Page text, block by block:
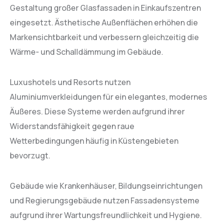
Gestaltung großer Glasfassaden in Einkaufszentren
eingesetzt. Ästhetische Außenflächen erhöhen die
Markensichtbarkeit und verbessern gleichzeitig die
Wärme- und Schalldämmung im Gebäude.
Luxushotels und Resorts nutzen
Aluminiumverkleidungen für ein elegantes, modernes
Äußeres. Diese Systeme werden aufgrund ihrer
Widerstandsfähigkeit gegen raue
Wetterbedingungen häufig in Küstengebieten
bevorzugt.
Gebäude wie Krankenhäuser, Bildungseinrichtungen
und Regierungsgebäude nutzen Fassadensysteme
aufgrund ihrer Wartungsfreundlichkeit und Hygiene.